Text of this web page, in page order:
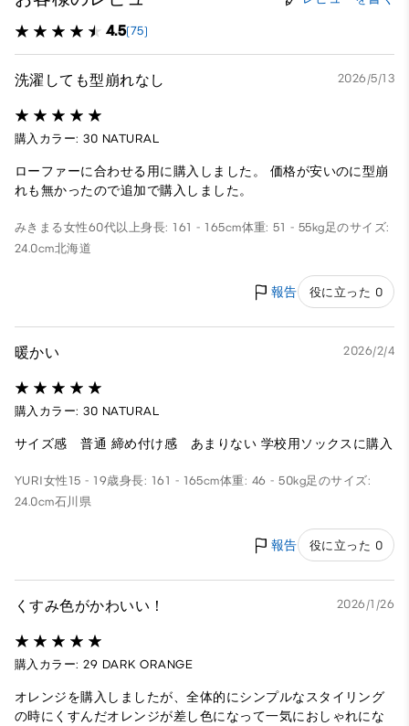
4.5(75)
洗濯しても型崩れなし 2026/5/13
購入カラー: 30 NATURAL
ローファーに合わせる用に購入しました。 価格が安いのに型崩
れも無かったので追加で購入しました。
みきまる女性60代以上身長: 161 - 165cm体重: 51 - 55kg足のサイズ:
24.0cm北海道
報告 役に立った 0
暖かい 2026/2/4
購入カラー: 30 NATURAL
サイズ感 普通 締め付け感 あまりない 学校用ソックスに購入
YURI女性 15 - 19歳身長: 161 - 165cm体重: 46 - 50kg足のサイズ:
24.0cm石川県
報告 役に立った 0
くすみ色がかわいい！ 2026/1/26
購入カラー: 29 DARK ORANGE
オレンジを購入しましたが、全体的にシンプルなスタイリング
の時にくすんだオレンジが差し色になって一気におしゃれにな